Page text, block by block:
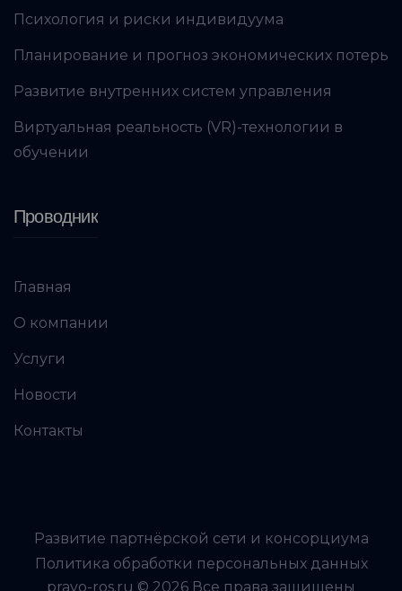
Психология и риски индивидуума
Планирование и прогноз экономических потерь
Развитие внутренних систем управления
Виртуальная реальность (VR)-технологии в
обучении
Проводник
Главная
О компании
Услуги
Новости
Контакты
Развитие партнёрской сети и консорциума
Политика обработки персональных данных
pravo-ros.ru © 2026 Все права защищены